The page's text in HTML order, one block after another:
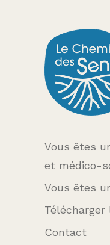
Vous êtes
et médico-
Vous êtes
Contact